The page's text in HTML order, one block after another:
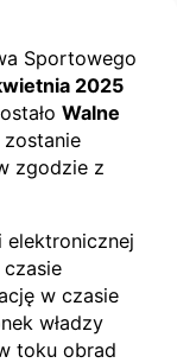
Sportowego
2025
Walne
zostanie
zgodzie z
elektronicznej
w czasie
władzy
toku obrad